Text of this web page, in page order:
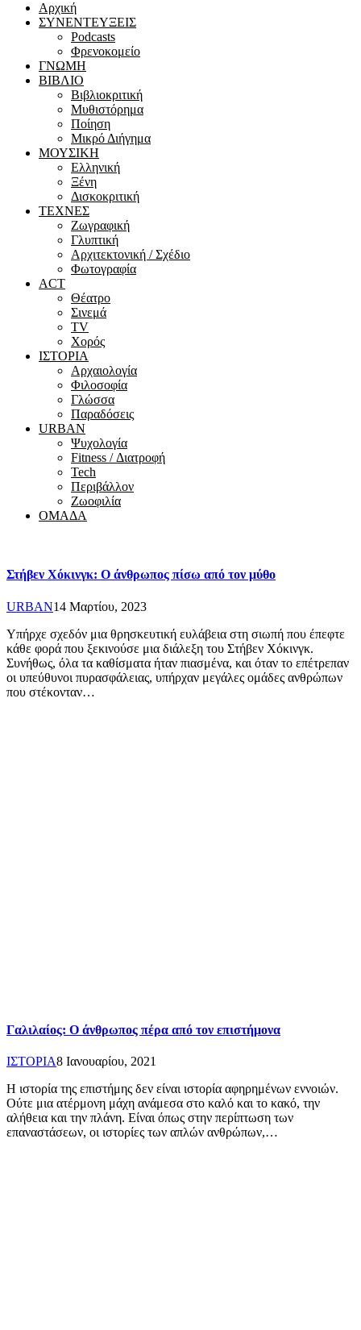
Αρχική
ΣΥΝΕΝΤΕΥΞΕΙΣ
Podcasts
Φρενοκομείο
ΓΝΩΜΗ
ΒΙΒΛΙΟ
Βιβλιοκριτική
Μυθιστόρημα
Ποίηση
Μικρό Διήγημα
ΜΟΥΣΙΚΗ
Ελληνική
Ξένη
Δισκοκριτική
ΤΕΧΝΕΣ
Ζωγραφική
Γλυπτική
Αρχιτεκτονική / Σχέδιο
Φωτογραφία
ACT
Θέατρο
Σινεμά
ΤV
Χορός
ΙΣΤΟΡΙΑ
Αρχαιολογία
Φιλοσοφία
Γλώσσα
Παραδόσεις
URBAN
Ψυχολογία
Fitness / Διατροφή
Tech
Περιβάλλον
Ζωοφιλία
ΟΜΑΔΑ
Στήβεν Χόκινγκ: Ο άνθρωπος πίσω από τον μύθο
URBAN14 Μαρτίου, 2023
Υπήρχε σχεδόν μια θρησκευτική ευλάβεια στη σιωπή που έπεφτε
κάθε φορά που ξεκινούσε μια διάλεξη του Στήβεν Χόκινγκ.
Συνήθως, όλα τα καθίσματα ήταν πιασμένα, και όταν το επέτρεπαν
οι υπεύθυνοι πυρασφάλειας, υπήρχαν μεγάλες ομάδες ανθρώπων
που στέκονταν…
Γαλιλαίος: Ο άνθρωπος πέρα από τον επιστήμονα
ΙΣΤΟΡΙΑ8 Ιανουαρίου, 2021
Η ιστορία της επιστήμης δεν είναι ιστορία αφηρημένων εννοιών.
Ούτε μια ατέρμονη μάχη ανάμεσα στο καλό και το κακό, την
αλήθεια και την πλάνη. Είναι όπως στην περίπτωση των
επαναστάσεων, οι ιστορίες των απλών ανθρώπων,…